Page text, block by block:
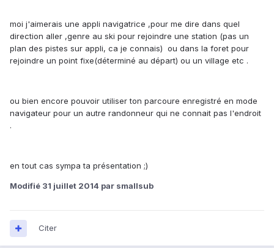
moi j'aimerais une appli navigatrice ,pour me dire dans quel
direction aller ,genre au ski pour rejoindre une station (pas un
plan des pistes sur appli, ca je connais) ou dans la foret pour
rejoindre un point fixe(déterminé au départ) ou un village etc .
ou bien encore pouvoir utiliser ton parcoure enregistré en mode
navigateur pour un autre randonneur qui ne connait pas l'endroit
.
en tout cas sympa ta présentation ;)
Modifié 31 juillet 2014 par smallsub
Citer